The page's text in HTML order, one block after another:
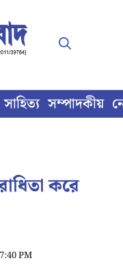
সাহিত্য সম্পাদকীয়
করে
PM